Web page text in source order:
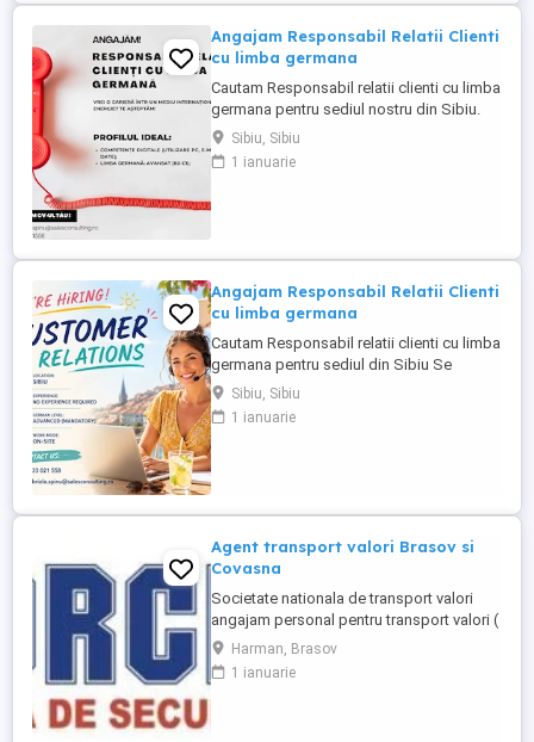
Angajam Responsabil Relatii Clienti
cu limba germana
Cautam Responsabil relatii clienti cu limba
germana pentru sediul nostru din Sibiu.
Se lucreaza de la birou! Profilul ideal:
Competențe digitale de bază (PC, e-mail,
baze de date) Limba germană: avansat
Sibiu, Sibiu
1 ianuarie
Angajam Responsabil Relatii Clienti
cu limba germana
Cautam Responsabil relatii clienti cu limba
germana pentru sediul din Sibiu Se
lucreaza de la birou! Profilul ideal:
Competențe digitale de bază (PC, e-mail,
baze de date) Limba germană: avansat
Sibiu, Sibiu
1 ianuarie
Agent transport valori Brasov si
Covasna
Societate nationala de transport valori
angajam personal pentru transport valori (
insotitori), program de lucru de zi.
Cerintele postului: studii medii absolvite;
disponibilitate de lucru in ture, deplasari
Harman, Brasov
1 ianuarie